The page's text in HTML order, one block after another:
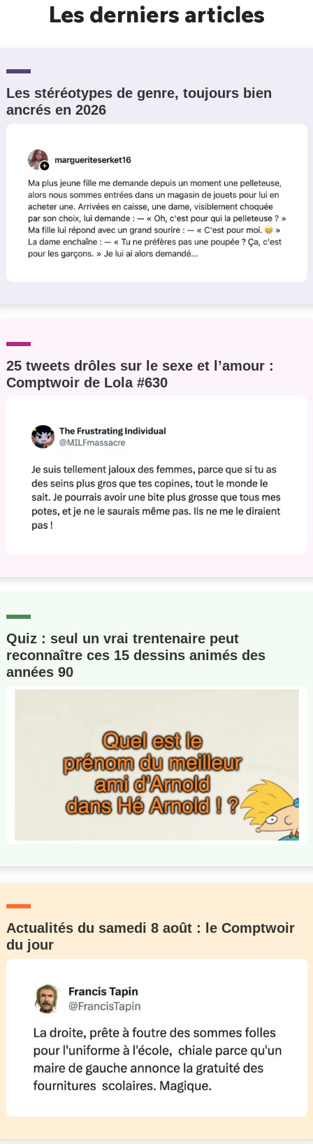
Les derniers articles
Les stéréotypes de genre, toujours bien
ancrés en 2026
25 tweets drôles sur le sexe et l’amour :
Comptwoir de Lola #630
Quiz : seul un vrai trentenaire peut
reconnaître ces 15 dessins animés des
années 90
Actualités du samedi 8 août : le Comptwoir
du jour